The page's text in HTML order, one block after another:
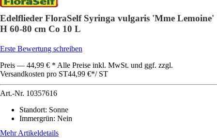
Edelflieder FloraSelf Syringa vulgaris 'Mme Lemoine'
H 60-80 cm Co 10 L
Erste Bewertung schreiben
Preis — 44,99 € * Alle Preise inkl. MwSt. und ggf. zzgl.
Versandkosten pro ST44,99 €*/ ST
Art.-Nr. 10357616
Standort: Sonne
Immergrün: Nein
Mehr Artikeldetails